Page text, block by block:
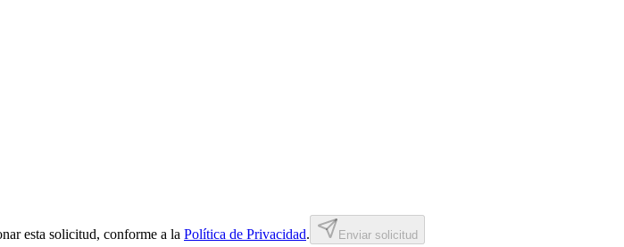
esta solicitud, conforme a la Política de Privacidad. Enviar solicitud